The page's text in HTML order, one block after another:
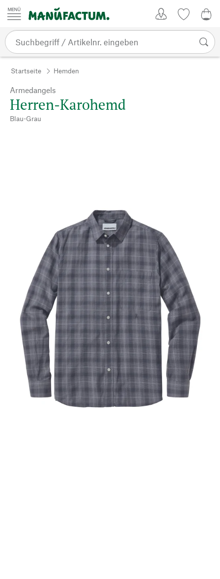
Zum Inhalt springen
Startseite Hemden
Armedangels
Herren-Karohemd
Blau-Grau